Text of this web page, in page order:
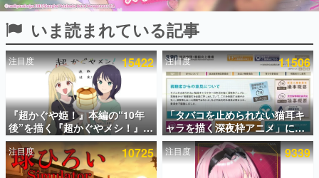
ピックアップ
電ファミのいま読まれている記事ランキング
アプリセール情報
インタビュー
連載・特集一覧
いま読まれている記事
注目度 15422
『超かぐや姫！』本編の“10年
後”を描く『超かぐやメシ！』
Web連載決定。新たなWebマン
ガレーベル「ビビビコミック」
にて特別話が掲載スタート、あ
注目度 11506
「タバコを止められない猫耳キ
ャラを描く深夜枠アニメ」に視
聴者の一部から批判意見。違法
薬物の使用と思しき描写も含め
て、BPOが議論を交わす
注目度 10725 注目度 9339